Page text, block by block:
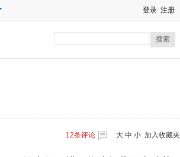
登录 注册
搜索
大 中 小 加入收藏夹
12条评论